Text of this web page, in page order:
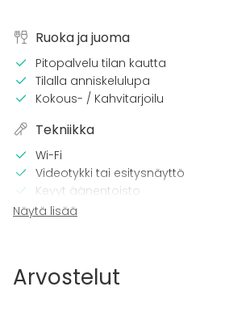
Ruoka ja juoma
Pitopalvelu tilan kautta
Tilalla anniskelulupa
Kokous- / Kahvitarjoilu
Tekniikka
Wi-Fi
Videotykki tai esitysnäyttö
Kevyt äänentoisto
Kalusto
Näytä lisää
Arvostelut